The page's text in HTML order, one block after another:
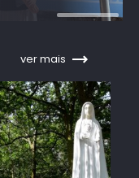
ver mais